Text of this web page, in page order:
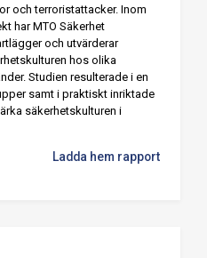
och terroristattacker. Inom
har MTO Säkerhet
och utvärderar
hos olika
Studien resulterade i en
samt i praktiskt inriktade
säkerhetskulturen i
Ladda hem rapport